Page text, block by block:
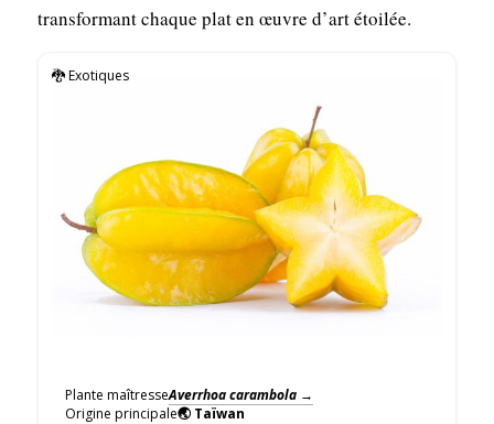
transformant chaque plat en œuvre d’art étoilée.
🐉 Exotiques
Plante maîtresseAverrhoa carambola→
Origine principale🌏 Taïwan